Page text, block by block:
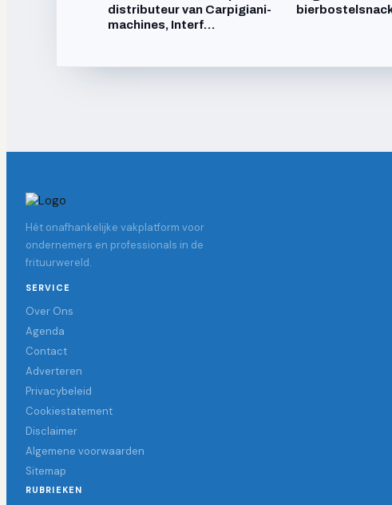
distributeur van Carpigiani-
machines, Interf…
Hét onafhankelijke vakplatform voor
ondernemers en professionals in de
frituurwereld.
SERVICE
Over Ons
Agenda
Contact
Adverteren
Privacybeleid
Cookiestatement
Disclaimer
Algemene voorwaarden
Sitemap
RUBRIEKEN